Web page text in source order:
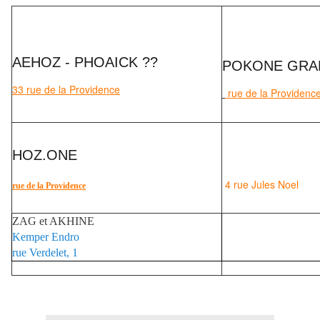
AEHOZ - PHOAICK ??
33 rue de la Providence
POKONE
rue de la
HOZ.ONE
rue de la Providence 4 rue Jules Noel
ZAG et AKHINE
Kemper Endro
rue Verdelet, 1